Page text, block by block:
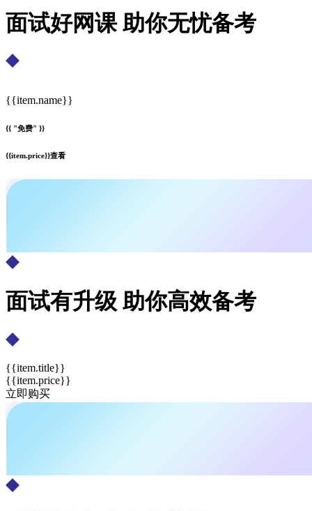
面试好网课 助你无忧备考
{{item.name}}
{{ "免费" }}
{{item.price}}查看
面试有升级 助你高效备考
{{item.title}}
{{item.price}}
立即购买